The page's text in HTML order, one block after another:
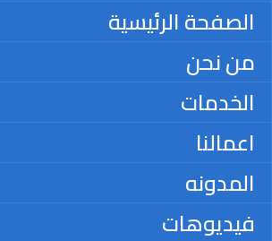
الصفحة الرئيسية
من نحن
الخدمات
اعمالنا
المدونه
فيديوهات